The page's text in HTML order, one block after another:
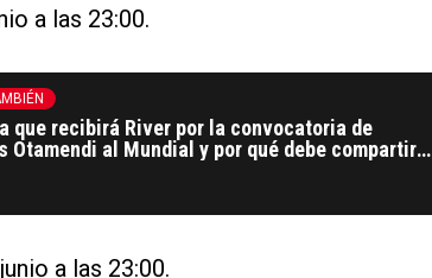
a las 23:00.
que recibirá River por la convocatoria de
Otamendi al Mundial y por qué debe compartirlo
a las 23:00.